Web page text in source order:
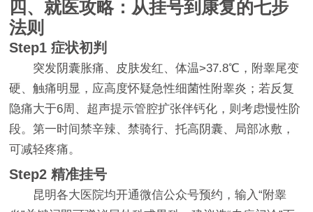
四、就医攻略：从挂号到康复的七步
法则
Step1 症状初判
突发阴囊胀痛、皮肤发红、体温>37.8℃，附睾尾变
硬、触痛明显，应高度怀疑急性细菌性附睾炎；若反复
隐痛大于6周、超声提示管腔扩张伴钙化，则考虑慢性阶
段。第一时间禁辛辣、禁骑行、托高阴囊、局部冰敷，
可减轻疼痛。
Step2 精准挂号
昆明各大医院均开通微信公众号预约，输入“附睾